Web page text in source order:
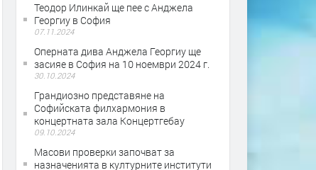
Теодор Илинкай ще пее с Анджела
Георгиу в София
07.11.2024
Oперната дива Анджела Георгиу ще
засияе в София на 10 ноември 2024 г.
30.10.2024
Грандиозно представяне на
Софийската филхармония в
концертната зала Концертгебау
09.10.2024
Масови проверки започват за
назначенията в културните институти